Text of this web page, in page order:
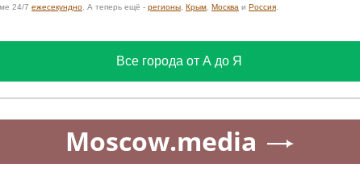
24/7 ежесекундно . А теперь ещё - регионы Крым Москва и Россия
Все города от А до Я
Moscow.media